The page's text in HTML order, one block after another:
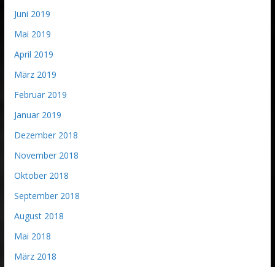
Juni 2019
Mai 2019
April 2019
März 2019
Februar 2019
Januar 2019
Dezember 2018
November 2018
Oktober 2018
September 2018
August 2018
Mai 2018
März 2018